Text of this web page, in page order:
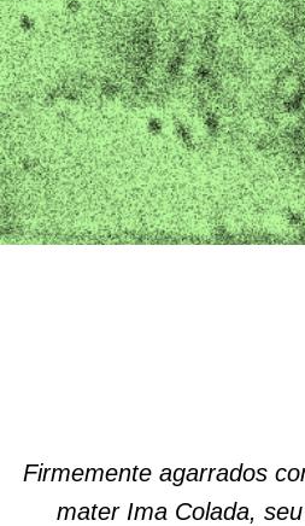
Firmemente agarrados
mater Ima Colada,